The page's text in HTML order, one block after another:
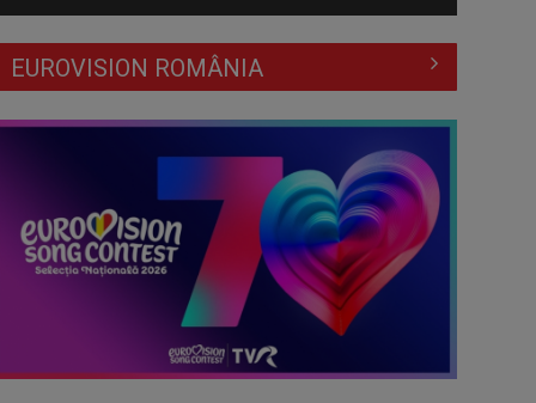
intimitate: UE are în vedere măsuri
Efectul Fjord. Cristian Mungiu ne
învață matematic să îndrăznim:
„4,3,2,1… ...
Georgiana Bădescu, activistă în
domeniul migrației (CRJ): Mulți
EUROVISION ROMÂNIA